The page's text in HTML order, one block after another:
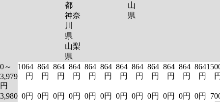
都
神奈
川
県
山梨
県
山
県
0～
3,979
円
1064
円
864
円
864
円
864
円
864
円
864
円
864
円
864
円
864
円
864
円
864
円
864
円
3,980 0円 0円 0円 0円 0円 0円 0円 0円 0円 0円 0円 0円